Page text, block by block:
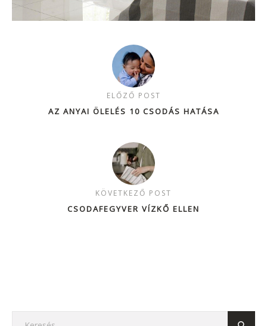
ELŐZŐ POST
AZ ANYAI ÖLELÉS 10 CSODÁS HATÁSA
KÖVETKEZŐ POST
CSODAFEGYVER VÍZKŐ ELLEN